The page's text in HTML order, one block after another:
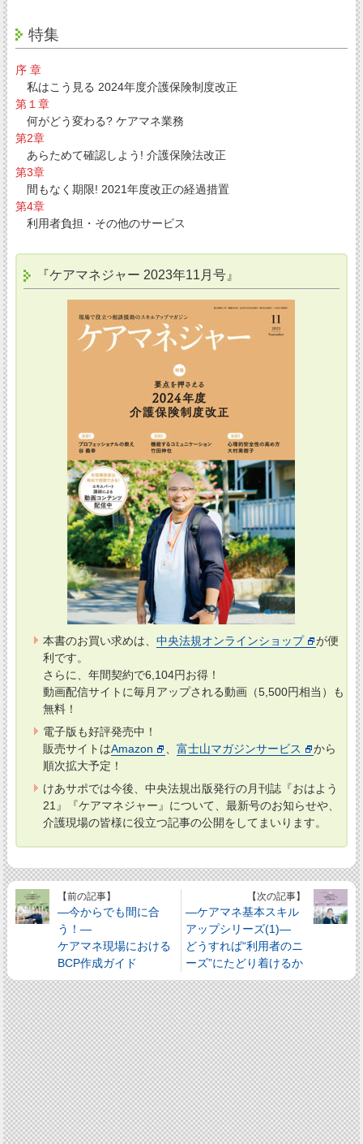
特集
序 章
私はこう見る 2024年度介護保険制度改正
第１章
何がどう変わる? ケアマネ業務
第2章
あらためて確認しよう! 介護保険法改正
第3章
間もなく期限! 2021年度改正の経過措置
第4章
利用者負担・その他のサービス
『ケアマネジャー 2023年11月号』
本書のお買い求めは、 中央法規オンラインショップ
が便
利です。
さらに、年間契約で6,104円お得！
動画配信サイトに毎月アップされる動画（5,500円相当）も
無料！
電子版も好評発売中！
販売サイトはAmazon 富士山マガジンサービス
から
順次拡大予定！
けあサポでは今後、中央法規出版発行の月刊誌『おはよう
21』『ケアマネジャー』について、最新号のお知らせや、
介護現場の皆様に役立つ記事の公開をしてまいります。
【前の記事】
―今からでも間に合
う！―
ケアマネ現場における
BCP作成ガイド
【次の記事】
―ケアマネ基本スキル
アップシリーズ(1)―
どうすれば“利用者のニ
ーズ”にたどり着けるか